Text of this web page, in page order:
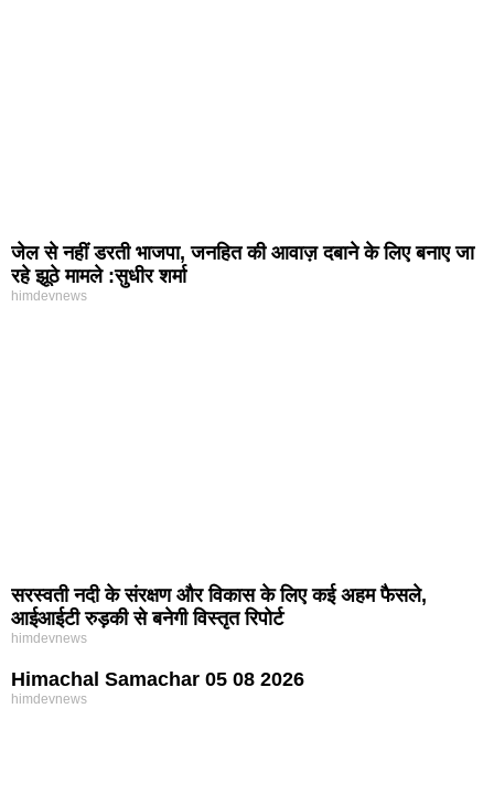
जेल से नहीं डरती भाजपा, जनहित की आवाज़ दबाने के लिए बनाए जा
रहे झूठे मामले :सुधीर शर्मा
himdevnews
सरस्वती नदी के संरक्षण और विकास के लिए कई अहम फैसले,
आईआईटी रुड़की से बनेगी विस्तृत रिपोर्ट
himdevnews
Himachal Samachar 05 08 2026
himdevnews